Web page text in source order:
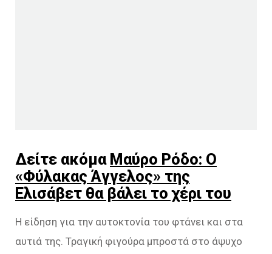
Δείτε ακόμα Μαύρο Ρόδο: Ο
«Φύλακας Άγγελος» της
Ελισάβετ θα βάλει το χέρι του
Η είδηση για την αυτοκτονία του φτάνει και στα
αυτιά της. Τραγική φιγούρα μπροστά στο άψυχο